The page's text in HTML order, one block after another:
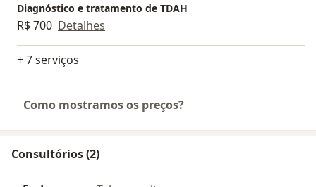
Diagnóstico e tratamento de TDAH
R$ 700 Detalhes
+ 7 serviços
Como mostramos os preços?
Consultórios (2)